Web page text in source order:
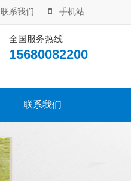
联系我们 手机站
全国服务热线
15680082200
联系我们